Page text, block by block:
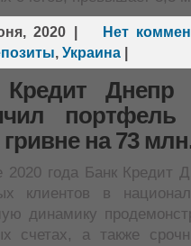
2020 Нет
, Украина|
Кредит Днепр
портфель
на 73
2020 года Банк Кредит
клиентов в
динамику
счетах, а также